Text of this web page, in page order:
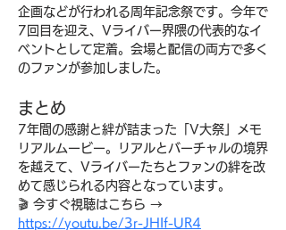
企画などが行われる周年記念祭です。今年で
7回目を迎え、Vライバー界隈の代表的なイ
ベントとして定着。会場と配信の両方で多く
のファンが参加しました。
まとめ
7年間の感謝と絆が詰まった「V大祭」メモ
リアルムービー。リアルとバーチャルの境界
を越えて、Vライバーたちとファンの絆を改
めて感じられる内容となっています。
🎬 今すぐ視聴はこちら →
https://youtu.be/3r-JHIf-UR4